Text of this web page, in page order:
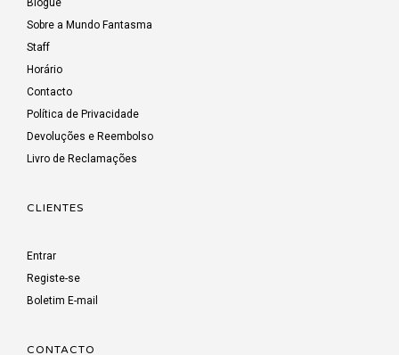
Sobre a Mundo Fantasma
Staff
Horário
Contacto
Política de Privacidade
Devoluções e Reembolso
Livro de Reclamações
CLIENTES
Entrar
Registe-se
Boletim E-mail
CONTACTO